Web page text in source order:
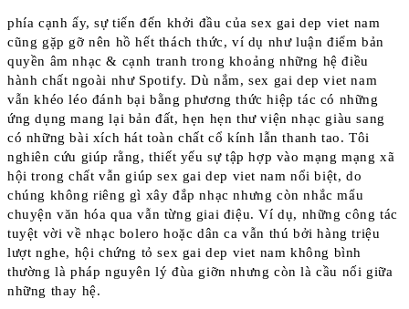
phía cạnh ấy, sự tiến đến khởi đầu của sex gai dep viet nam
cũng gặp gỡ nên hồ hết thách thức, ví dụ như luận điểm bản
quyền âm nhạc & cạnh tranh trong khoảng những hệ điều
hành chất ngoài như Spotify. Dù nắm, sex gai dep viet nam
vẫn khéo léo đánh bại bằng phương thức hiệp tác có những
ứng dụng mang lại bản đất, hẹn hẹn thư viện nhạc giàu sang
có những bài xích hát toàn chất cổ kính lẫn thanh tao. Tôi
nghiên cứu giúp rằng, thiết yếu sự tập hợp vào mạng mạng xã
hội trong chất vẫn giúp sex gai dep viet nam nổi biệt, do
chúng không riêng gì xây đắp nhạc nhưng còn nhắc mẩu
chuyện văn hóa qua vẫn từng giai điệu. Ví dụ, những công tác
tuyệt vời về nhạc bolero hoặc dân ca vẫn thú bởi hàng triệu
lượt nghe, hội chứng tỏ sex gai dep viet nam không bình
thường là pháp nguyên lý đùa giỡn nhưng còn là cầu nối giữa
những thay hệ.